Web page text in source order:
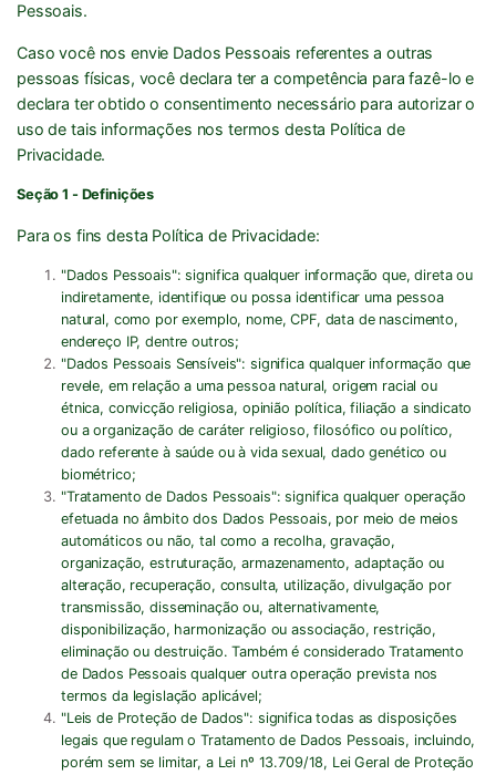
Pessoais.
Caso você nos envie Dados Pessoais referentes a outras
pessoas físicas, você declara ter a competência para fazê-lo e
declara ter obtido o consentimento necessário para autorizar o
uso de tais informações nos termos desta Política de
Privacidade.
Seção 1 - Definições
Para os fins desta Política de Privacidade:
"Dados Pessoais": significa qualquer informação que, direta ou
indiretamente, identifique ou possa identificar uma pessoa
natural, como por exemplo, nome, CPF, data de nascimento,
endereço IP, dentre outros;
"Dados Pessoais Sensíveis": significa qualquer informação que
revele, em relação a uma pessoa natural, origem racial ou
étnica, convicção religiosa, opinião política, filiação a sindicato
ou a organização de caráter religioso, filosófico ou político,
dado referente à saúde ou à vida sexual, dado genético ou
biométrico;
"Tratamento de Dados Pessoais": significa qualquer operação
efetuada no âmbito dos Dados Pessoais, por meio de meios
automáticos ou não, tal como a recolha, gravação,
organização, estruturação, armazenamento, adaptação ou
alteração, recuperação, consulta, utilização, divulgação por
transmissão, disseminação ou, alternativamente,
disponibilização, harmonização ou associação, restrição,
eliminação ou destruição. Também é considerado Tratamento
de Dados Pessoais qualquer outra operação prevista nos
termos da legislação aplicável;
"Leis de Proteção de Dados": significa todas as disposições
legais que regulam o Tratamento de Dados Pessoais, incluindo,
porém sem se limitar, a Lei nº 13.709/18, Lei Geral de Proteção